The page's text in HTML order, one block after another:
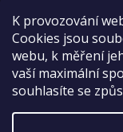
K provozování
Cookies jsou
webu, k měření
vaší maximální
souhlasíte se